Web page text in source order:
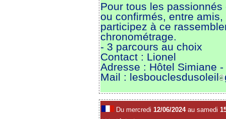
Pour tous les
ou confirmés, entre
participez à ce
chronométrage.
- 3 parcours au choix
Contact : Lionel
Adresse : Hôtel Simiane
Mail : lesbouclesdusoleil
Du mercredi 12/06/2024au samedi